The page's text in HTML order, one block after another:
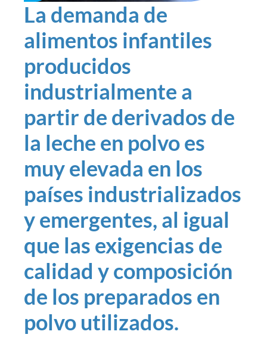
La demanda de
alimentos infantiles
producidos
industrialmente a
partir de derivados de
la leche en polvo es
muy elevada en los
países industrializados
y emergentes, al igual
que las exigencias de
calidad y composición
de los preparados en
polvo utilizados.